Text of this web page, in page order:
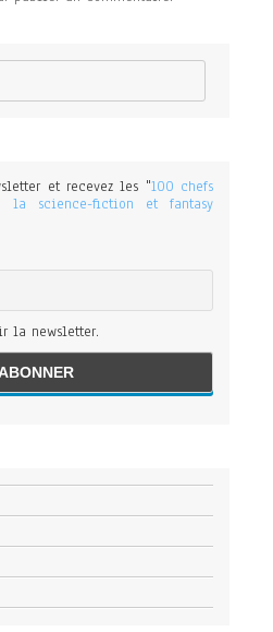
et recevez les "100 chefs
la science-fiction et fantasy
la newsletter.